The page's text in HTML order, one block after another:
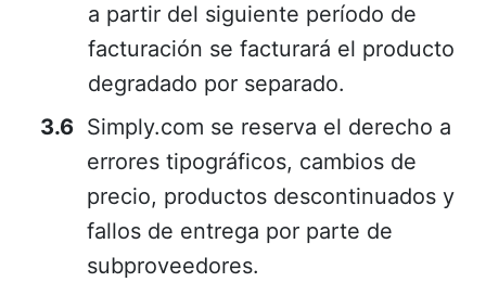
a partir del siguiente período de
facturación se facturará el producto
degradado por separado.
Simply.com se reserva el derecho a
errores tipográficos, cambios de
precio, productos descontinuados y
fallos de entrega por parte de
subproveedores.